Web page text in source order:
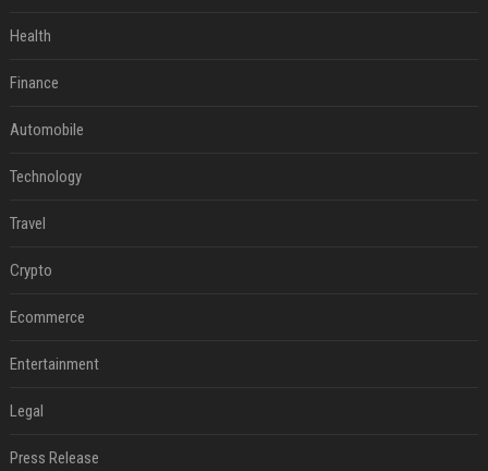
Health
Finance
Automobile
Technology
Travel
Crypto
Ecommerce
Entertainment
Legal
Press Release